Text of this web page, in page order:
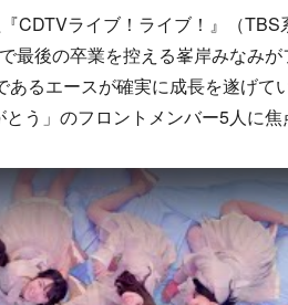
CDTVライブ！ライブ！』（TBS
最後の卒業を控える峯岸みなみが
るエースが確実に成長を遂げて
う」のフロントメンバー5人に焦